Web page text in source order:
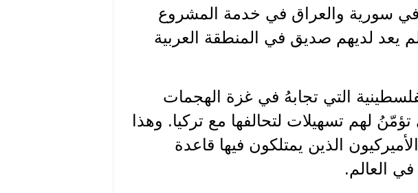
في سورية والعراق في خدمة المشروع
يعد لديهم صديق في المنطقة العربية
التي تجابهُ في غزة الهجمات
لهم تسهيلات لتحالفها مع تركيا. وهذا
الذين يمتلكون فيها قاعدة
العالم.